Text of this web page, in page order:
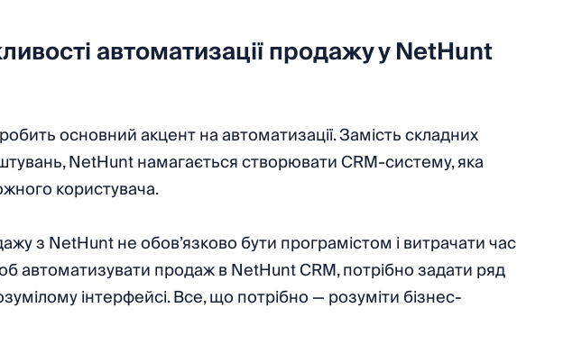
автоматизації продажу у NetHunt
основний акцент на автоматизації. Замість складних
NetHunt намагається створювати CRM-систему, яка
користувача.
з NetHunt не обов’язково бути програмістом і витрачати час
автоматизувати продаж в NetHunt CRM, потрібно задати ряд
інтерфейсі. Все, що потрібно — розуміти бізнес-